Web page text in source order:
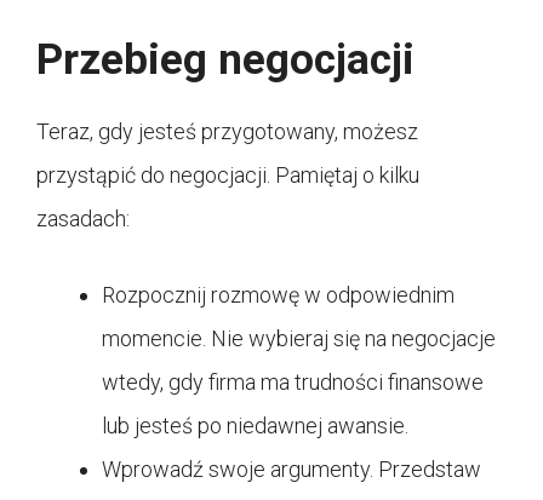
Przebieg negocjacji
Teraz, gdy jesteś przygotowany, możesz
przystąpić do negocjacji. Pamiętaj o kilku
zasadach:
Rozpocznij rozmowę w odpowiednim
momencie. Nie wybieraj się na negocjacje
wtedy, gdy firma ma trudności finansowe
lub jesteś po niedawnej awansie.
Wprowadź swoje argumenty. Przedstaw